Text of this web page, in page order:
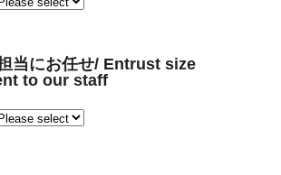
当にお任せ/ Entrust size
to our staff